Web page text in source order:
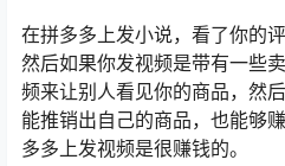
在拼多多上发小说，看了你的
然后如果你发视频是带有一些
频来让别人看见你的商品，然
能推销出自己的商品，也能够
多多上发视频是很赚钱的。